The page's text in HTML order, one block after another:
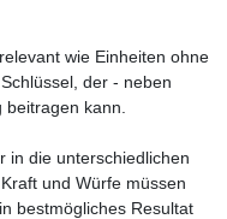
wie Einheiten ohne
der - neben
kann.
in die unterschiedlichen
und Würfe müssen
bestmögliches Resultat